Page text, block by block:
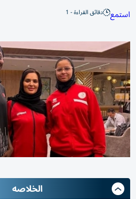
استمع دقائق القراءة - 1
الخلاصه